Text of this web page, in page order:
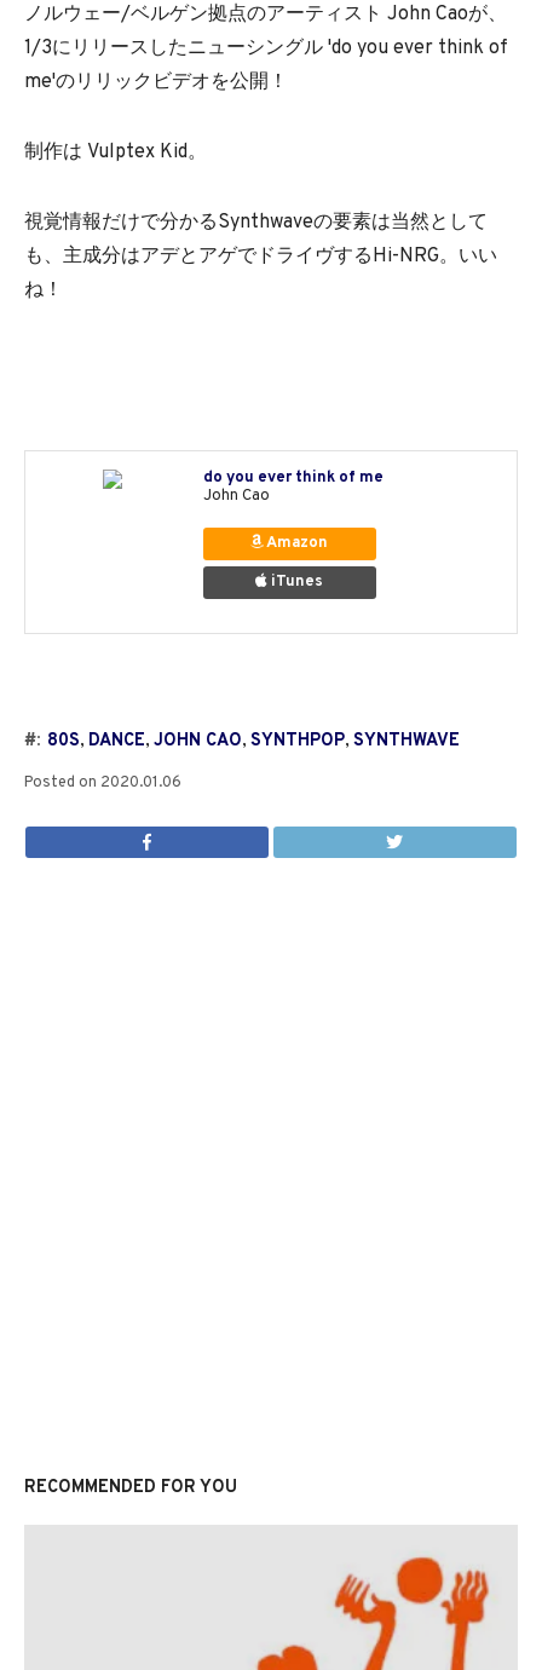
ノルウェー/ベルゲン拠点のアーティスト John Caoが、
1/3にリリースしたニューシングル 'do you ever think of
me'のリリックビデオを公開！
制作は Vulptex Kid。
視覚情報だけで分かるSynthwaveの要素は当然として
も、主成分はアデとアゲでドライヴするHi-NRG。いい
ね！
do you ever think of me
John Cao
Amazon
iTunes
#: 80S, DANCE, JOHN CAO, SYNTHPOP, SYNTHWAVE
Posted on 2020.01.06
RECOMMENDED FOR YOU